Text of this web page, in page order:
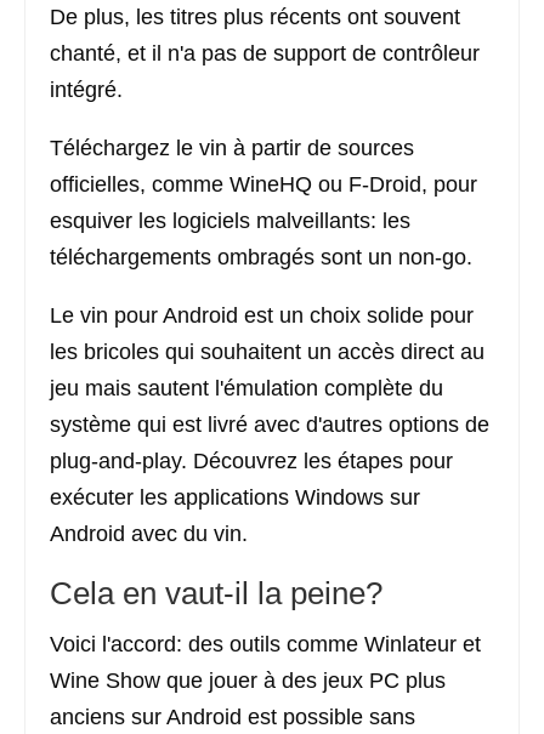
De plus, les titres plus récents ont souvent
chanté, et il n'a pas de support de contrôleur
intégré.
Téléchargez le vin à partir de sources
officielles, comme WineHQ ou F-Droid, pour
esquiver les logiciels malveillants: les
téléchargements ombragés sont un non-go.
Le vin pour Android est un choix solide pour
les bricoles qui souhaitent un accès direct au
jeu mais sautent l'émulation complète du
système qui est livré avec d'autres options de
plug-and-play. Découvrez les étapes pour
exécuter les applications Windows sur
Android avec du vin.
Cela en vaut-il la peine?
Voici l'accord: des outils comme Winlateur et
Wine Show que jouer à des jeux PC plus
anciens sur Android est possible sans